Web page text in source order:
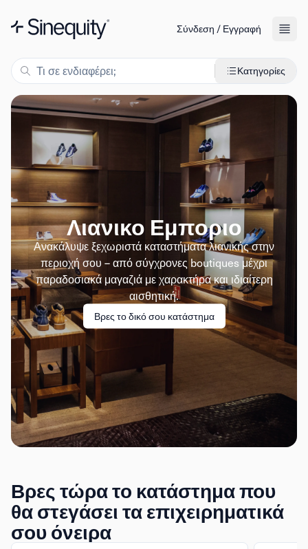
Σύνδεση / Εγγραφή
Κατηγορίες
Λιανικο Εμποριο
Ανακάλυψε ξεχωριστά καταστήματα λιανικής στην
περιοχή σου – από σύγχρονες boutiques μέχρι
παραδοσιακά μαγαζιά με χαρακτήρα και ιδιαίτερη
αισθητική.
Βρες το δικό σου κατάστημα
Βρες τώρα το κατάστημα που
θα στεγάσει τα επιχειρηματικά
σου όνειρα